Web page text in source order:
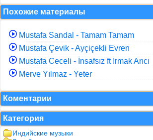
Похожие материалы
Mustafa Sandal - Tamam Tamam
Mustafa Çevik - Ayçiçekli Evren
Mustafa Ceceli - İnsafsız ft Irmak Arıcı
Merve Yılmaz - Yeter
Коментарии
Категория
Индийские музыки